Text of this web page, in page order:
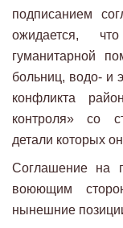
подписанием
ожидается,
гуманитарной
больниц, водо- и
конфликта
контроля» со
детали которых
Соглашение на
воюющим
нынешние